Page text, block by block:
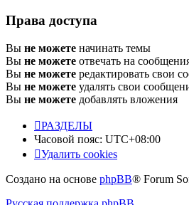
Права доступа
Вы не можете начинать темы
Вы не можете отвечать на
Вы не можете редактировать свои
Вы не можете удалять свои
Вы не можете добавлять вложения
РАЗДЕЛЫ
Часовой пояс: UTC+08:00
Удалить cookies
Создано на основе phpBB® Forum